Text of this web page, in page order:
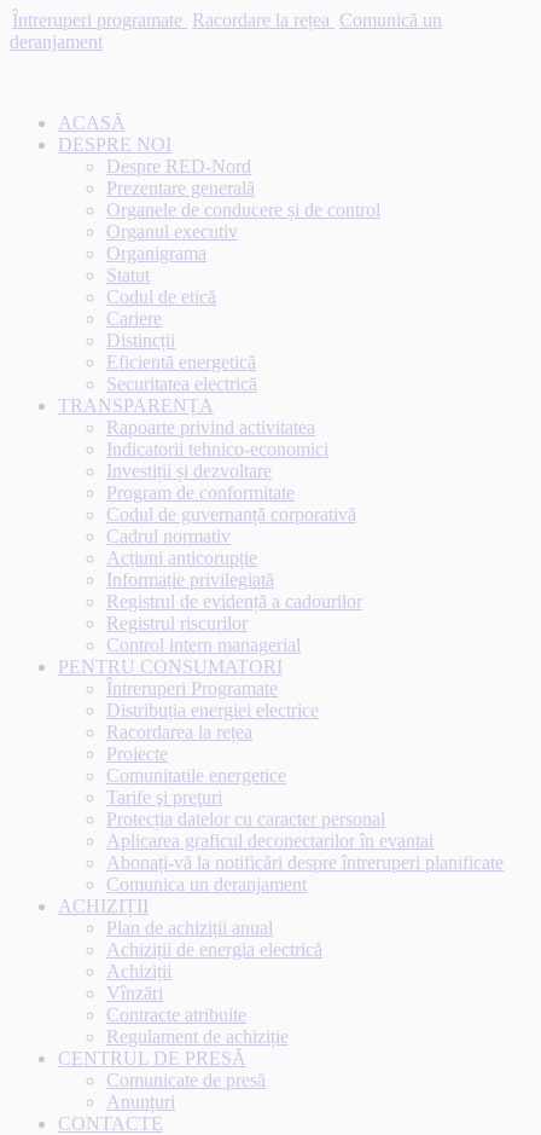
Întreruperi programate Racordare la rețea Comunică un
deranjament
ACASĂ
DESPRE NOI
Despre RED-Nord
Prezentare generală
Organele de conducere și de control
Organul executiv
Organigrama
Statut
Codul de etică
Cariere
Distincții
Eficientă energetică
Securitatea electrică
TRANSPARENȚA
Rapoarte privind activitatea
Indicatorii tehnico-economici
Investiții și dezvoltare
Program de conformitate
Codul de guvernanță corporativă
Cadrul normativ
Acțiuni anticorupție
Informație privilegiată
Registrul de evidență a cadourilor
Registrul riscurilor
Control intern managerial
PENTRU CONSUMATORI
Întreruperi Programate
Distribuția energiei electrice
Racordarea la rețea
Proiecte
Comunitatile energetice
Tarife şi preţuri
Protecția datelor cu caracter personal
Aplicarea graficul deconectarilor în evantai
Abonați-vă la notificări despre întreruperi planificate
Comunica un deranjament
ACHIZIȚII
Plan de achiziții anual
Achiziții de energia electrică
Achiziții
Vînzări
Contracte atribuite
Regulament de achiziție
CENTRUL DE PRESĂ
Comunicate de presă
Anunțuri
CONTACTE